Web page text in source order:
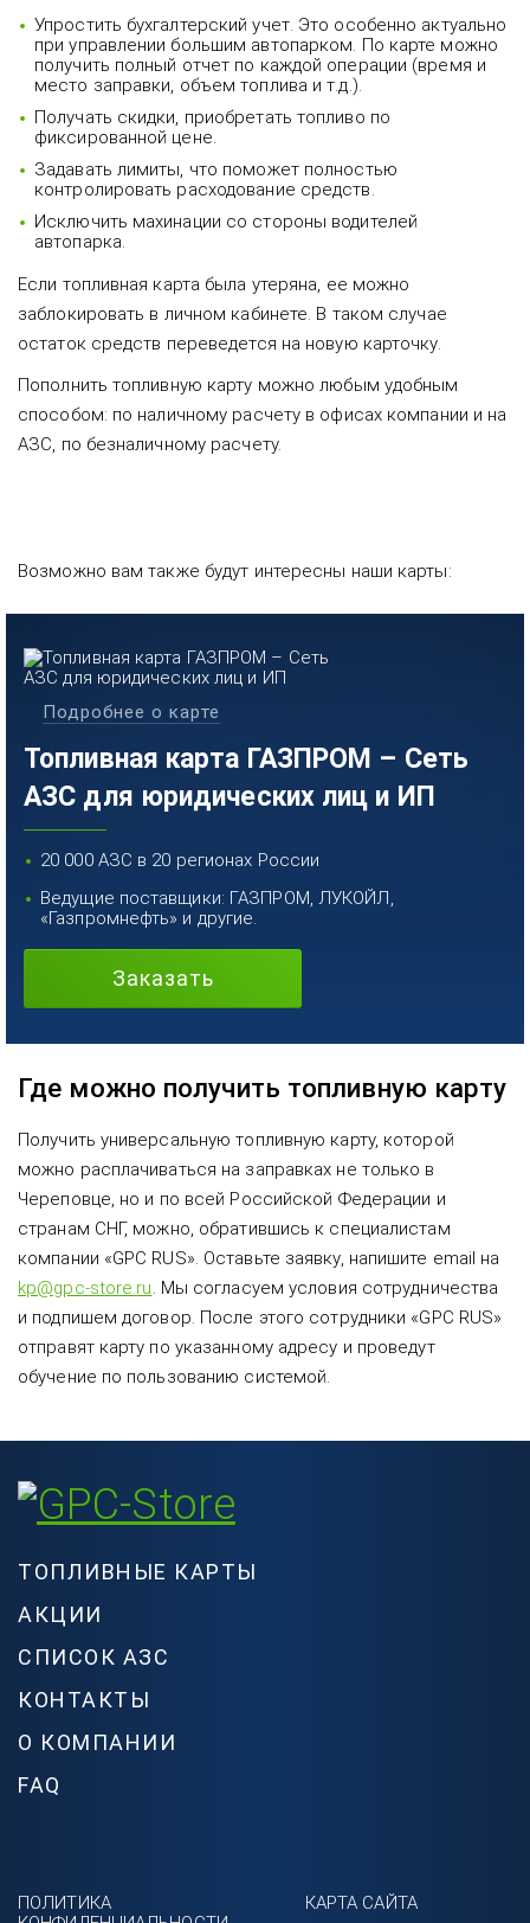
Упростить бухгалтерский учет. Это особенно актуально
при управлении большим автопарком. По карте можно
получить полный отчет по каждой операции (время и
место заправки, объем топлива и т.д.).
Получать скидки, приобретать топливо по
фиксированной цене.
Задавать лимиты, что поможет полностью
контролировать расходование средств.
Исключить махинации со стороны водителей
автопарка.
Если топливная карта была утеряна, ее можно
заблокировать в личном кабинете. В таком случае
остаток средств переведется на новую карточку.
Пополнить топливную карту можно любым удобным
способом: по наличному расчету в офисах компании и на
АЗС, по безналичному расчету.
Возможно вам также будут интересны наши карты:
Топливная карта ГАЗПРОМ – Сеть
АЗС для юридических лиц и ИП
20 000 АЗС в 20 регионах России
Ведущие поставщики: ГАЗПРОМ, ЛУКОЙЛ,
«Газпромнефть» и другие.
Заказать
Подробнее о карте
Где можно получить топливную карту
Получить универсальную топливную карту, которой
можно расплачиваться на заправках не только в
Череповце, но и по всей Российской Федерации и
странам СНГ, можно, обратившись к специалистам
компании «GPC RUS». Оставьте заявку, напишите email на
kp@gpc-store.ru. Мы согласуем условия сотрудничества
и подпишем договор. После этого сотрудники «GPC RUS»
отправят карту по указанному адресу и проведут
обучение по пользованию системой.
ТОПЛИВНЫЕ КАРТЫ
АКЦИИ
СПИСОК АЗС
КОНТАКТЫ
О КОМПАНИИ
FAQ
ПОЛИТИКА
КАРТА САЙТА